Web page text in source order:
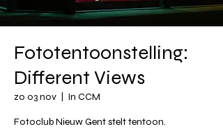
Fototentoonstelling:
Different Views
zo 03 nov In CCM
Fotoclub Nieuw Gent stelt tentoon.